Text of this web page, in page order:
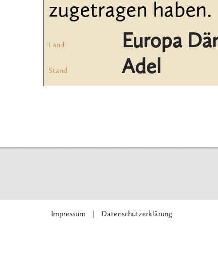
zugetragen haben.
Land Europa
Stand Adel
Impressum Datenschutzerklärung